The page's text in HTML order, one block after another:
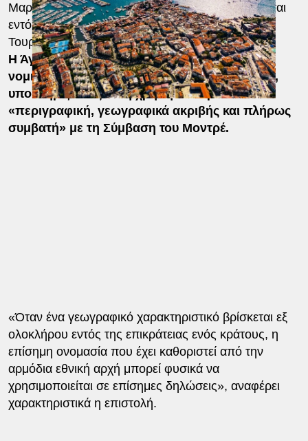
Μαρμαρά, τα οποία – όπως τονίζεται – «βρίσκονται
εντός και υπό την κυριαρχία της Δημοκρατίας της
Τουρκίας».
Η Άγκυρα μάλιστα επιχείρησε να δώσει και
νομική διάσταση στην επιχειρηματολογία της,
υποστηρίζοντας ότι η χρήση του όρου είναι
«περιγραφική, γεωγραφικά ακριβής και πλήρως
συμβατή» με τη Σύμβαση του Μοντρέ.
«Όταν ένα γεωγραφικό χαρακτηριστικό βρίσκεται εξ
ολοκλήρου εντός της επικράτειας ενός κράτους, η
επίσημη ονομασία που έχει καθοριστεί από την
αρμόδια εθνική αρχή μπορεί φυσικά να
χρησιμοποιείται σε επίσημες δηλώσεις», αναφέρει
χαρακτηριστικά η επιστολή.